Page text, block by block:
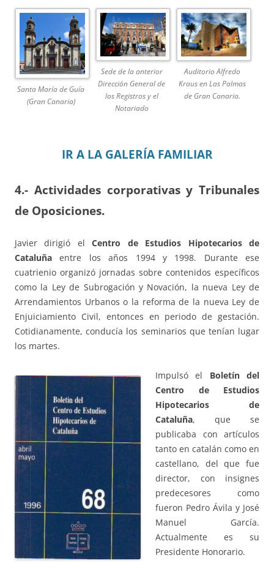
Santa María de Guía
(Gran Canaria)
Sede de la anterior
Dirección General de
los Registros y el
Notariado
Auditorio Alfredo
Kraus en Las Palmas
de Gran Canaria.
IR A LA GALERÍA FAMILIAR
4.- Actividades corporativas y Tribunales
de Oposiciones.
Javier dirigió elCentro de Estudios Hipotecarios de
Cataluña entre los años 1994 y 1998. Durante ese
cuatrienio organizó jornadas sobre contenidos específicos
como la Ley de Subrogación y Novación, la nueva Ley de
Arrendamientos Urbanos o la reforma de la nueva Ley de
Enjuiciamiento Civil, entonces en periodo de gestación.
Cotidianamente, conducía los seminarios que tenían lugar
los martes.
Impulsó el Boletín del
Centro de Estudios
Hipotecarios de
Cataluña, que se
publicaba con artículos
tanto en catalán como en
castellano, del que fue
director, con insignes
predecesores como
fueron Pedro Ávila y José
Manuel García.
Actualmente es su
Presidente Honorario.